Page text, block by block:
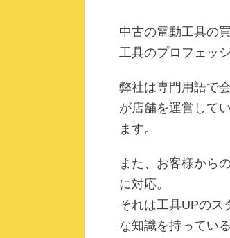
中古の電動工具の
工具のプロフェッ
弊社は専門用語で
が店舗を運営して
ます。
また、お客様から
に対応。
それは工具UPのス
な知識を持ってい